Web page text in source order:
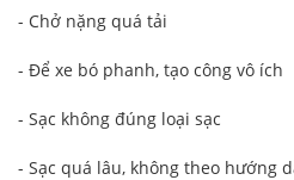
- Chở nặng quá tải
- Để xe bó phanh, tạo công vô ích
- Sạc không đúng loại sạc
- Sạc quá lâu, không theo hướng